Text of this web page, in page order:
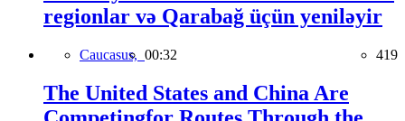
regionlar və Qarabağ üçün yeniləyir
Caucasus, 00:32 419
The United States and China Are